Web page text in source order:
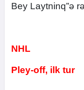
Bey Laytninq”ə
NHL
Pley-off, ilk tur